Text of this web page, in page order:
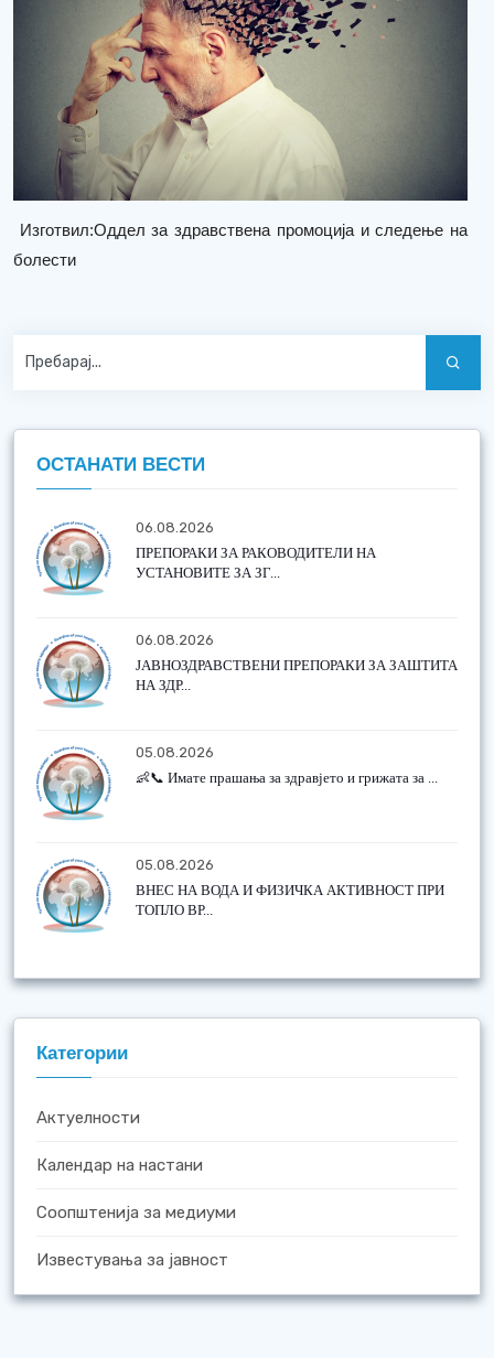
Изготвил:Оддел за здравствена промоција и следење на
болести
ОСТАНАТИ ВЕСТИ
06.08.2026
ПРЕПОРАКИ ЗА РАКОВОДИТЕЛИ НА
УСТАНОВИТЕ ЗА ЗГ...
06.08.2026
ЈАВНОЗДРАВСТВЕНИ ПРЕПОРАКИ ЗА ЗАШТИТА
НА ЗДР...
05.08.2026
👶📞 Имате прашања за здравјето и грижата за ...
05.08.2026
ВНЕС НА ВОДА И ФИЗИЧКА АКТИВНОСТ ПРИ
ТОПЛО ВР...
Категории
Актуелности
Календар на настани
Соопштенија за медиуми
Известувања за јавност